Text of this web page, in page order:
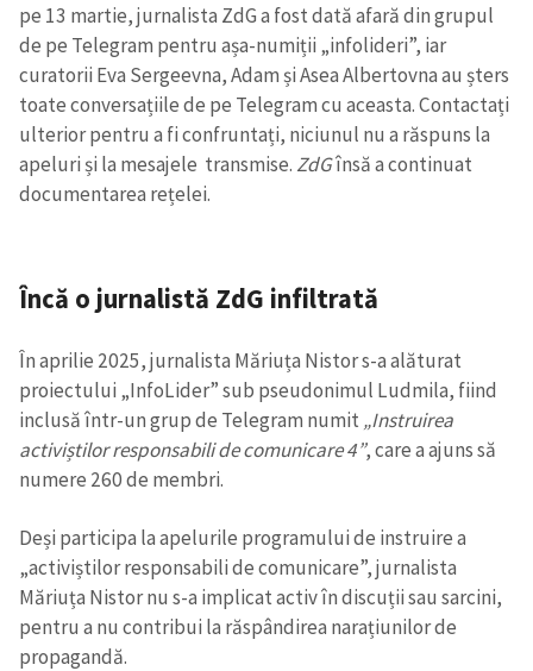
pe 13 martie, jurnalista ZdG a fost dată afară din grupul
de pe Telegram pentru așa-numiții „infolideri”, iar
curatorii Eva Sergeevna, Adam și Asea Albertovna au șters
toate conversațiile de pe Telegram cu aceasta. Contactați
ulterior pentru a fi confruntați, niciunul nu a răspuns la
apeluri și la mesajele transmise. ZdGînsă a continuat
documentarea rețelei.
Încă o jurnalistă ZdG infiltrată
În aprilie 2025, jurnalista Măriuța Nistor s-a alăturat
proiectului „InfoLider” sub pseudonimul Ludmila, fiind
inclusă într-un grup de Telegram numit „Instruirea
activiștilor responsabili de comunicare 4”, care a ajuns să
numere 260 de membri.
Deși participa la apelurile programului de instruire a
„activiștilor responsabili de comunicare”, jurnalista
Măriuța Nistor nu s-a implicat activ în discuții sau sarcini,
pentru a nu contribui la răspândirea narațiunilor de
propagandă.